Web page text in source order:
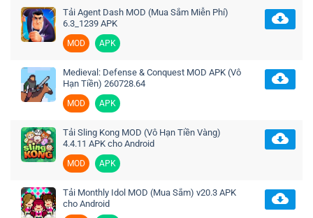
Tải Agent Dash MOD (Mua Sắm Miễn Phí)
6.3_1239 APK
MOD APK
Medieval: Defense & Conquest MOD APK (Vô
Hạn Tiền) 260728.64
MOD APK
Tải Sling Kong MOD (Vô Hạn Tiền Vàng)
4.4.11 APK cho Android
MOD APK
Tải Monthly Idol MOD (Mua Sắm) v20.3 APK
cho Android